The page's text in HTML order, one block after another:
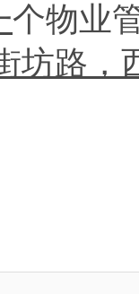
个物业
坊路，